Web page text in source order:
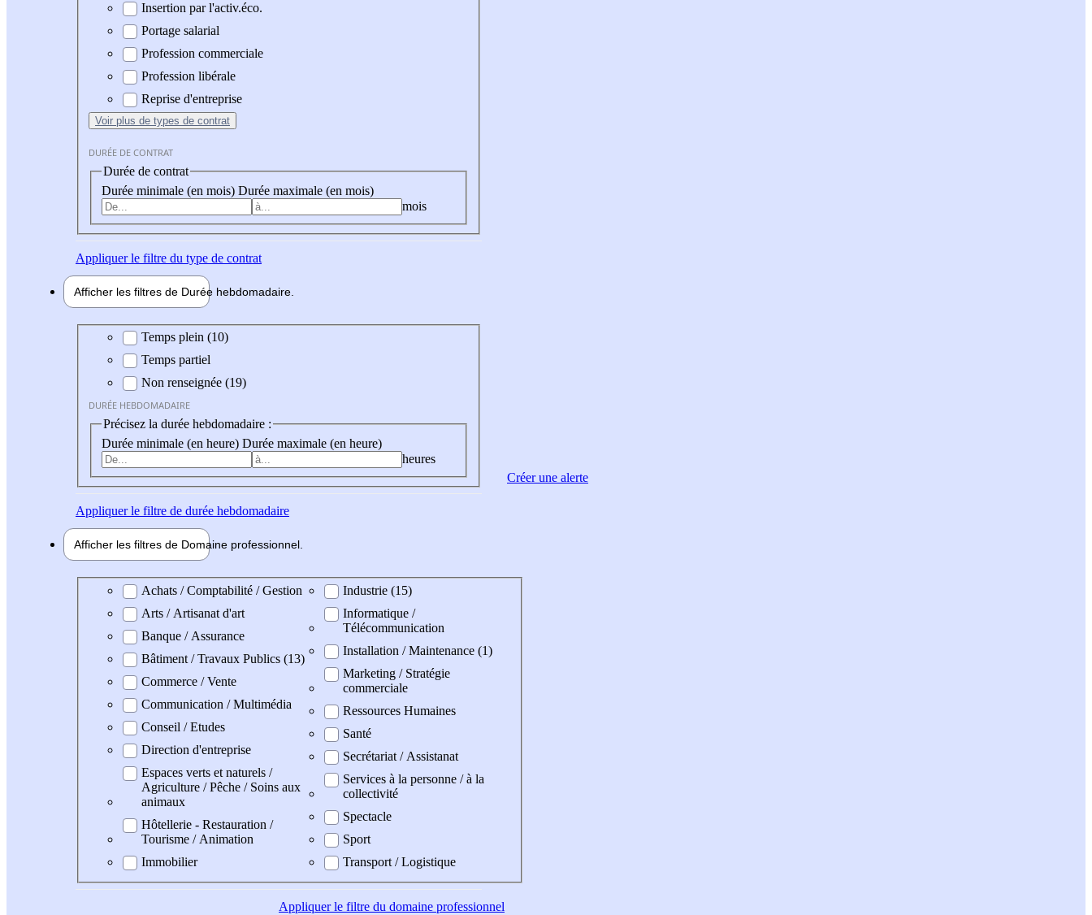
Insertion par l'activ.éco.
Portage salarial
Profession commerciale
Profession libérale
Reprise d'entreprise
Voir plus de types de contrat
DURÉE DE CONTRAT
Durée de contrat
Durée minimale (en mois) Durée maximale (en mois)
mois
Appliquerle filtre du type de contrat
Afficher les filtres de Durée hebdomadaire
Durée hebdomadaire
Temps plein (10)
Temps partiel
Non renseignée (19)
DURÉE HEBDOMADAIRE
Précisez la durée hebdomadaire :
Durée minimale (en heure) Durée maximale (en heure)
heures
Appliquerle filtre de durée hebdomadaire
Afficher les filtres de Domaine professionnel
Domaine professionel
Achats / Comptabilité / Gestion
Arts / Artisanat d'art
Banque / Assurance
Bâtiment / Travaux Publics (13)
Commerce / Vente
Communication / Multimédia
Conseil / Etudes
Direction d'entreprise
Espaces verts et naturels /
Agriculture / Pêche / Soins aux
animaux
Hôtellerie - Restauration /
Tourisme / Animation
Immobilier
Industrie (15)
Informatique /
Télécommunication
Installation / Maintenance (1)
Marketing / Stratégie
commerciale
Ressources Humaines
Santé
Secrétariat / Assistanat
Services à la personne / à la
collectivité
Spectacle
Sport
Transport / Logistique
Appliquerle filtre du domaine professionnel
Créer une alerte